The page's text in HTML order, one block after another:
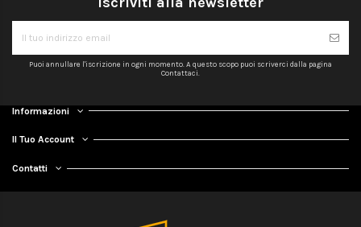
Puoi annullare l'iscrizione in ogni momento. A questo scopo puoi scriverci dalla pagina
Contattaci.
Informazioni
Il Tuo Account
Contatti